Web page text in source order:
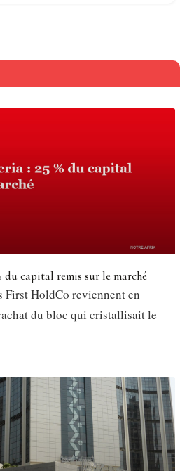
capital remis sur le marché
First HoldCo reviennent en
du bloc qui cristallisait le